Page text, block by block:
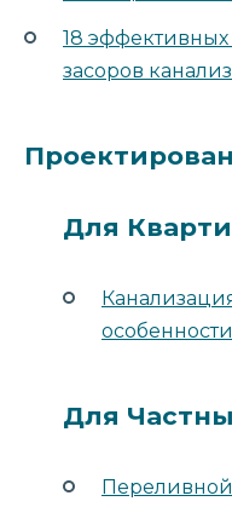
18 эффективных
засоров
Для
Для